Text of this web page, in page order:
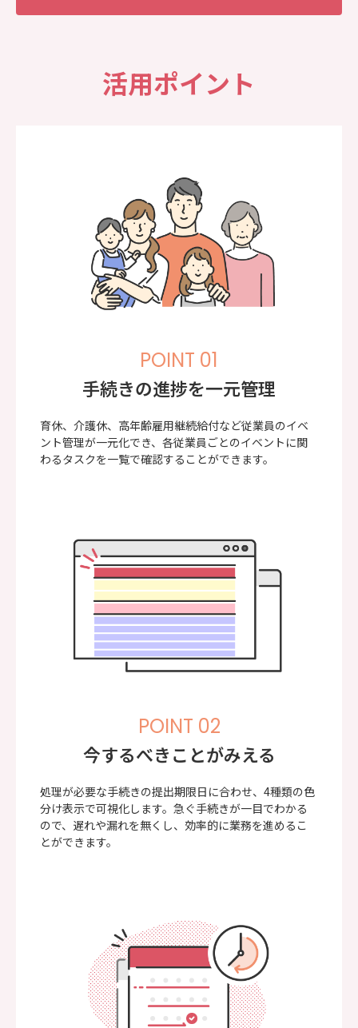
活用ポイント
POINT 01
手続きの進捗を一元管理
育休、介護休、高年齢雇用継続給付など従業員のイベ
ント管理が一元化でき、各従業員ごとのイベントに関
わるタスクを一覧で確認することができます。
POINT 02
今するべきことがみえる
処理が必要な手続きの提出期限日に合わせ、4種類の色
分け表示で可視化します。急ぐ手続きが一目でわかる
ので、遅れや漏れを無くし、効率的に業務を進めるこ
とができます。